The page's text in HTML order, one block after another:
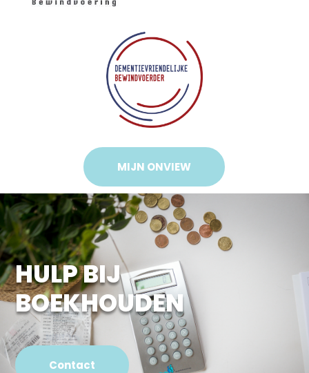
MIJN ONVIEW
HULP BIJ
BOEKHOUDEN
Contact